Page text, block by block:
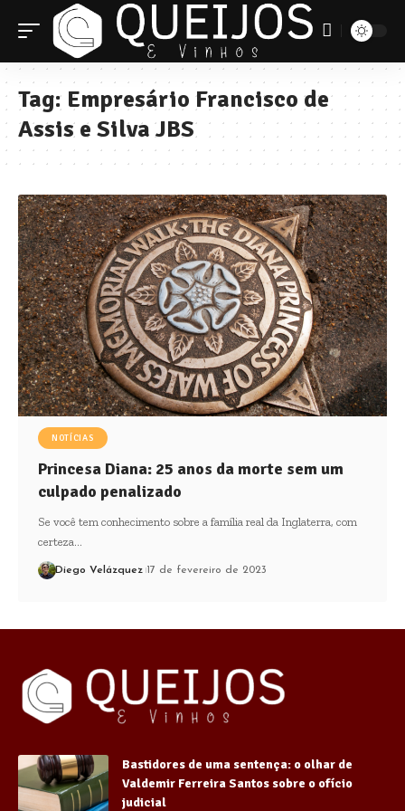
Tag: Empresário Francisco de
Assis e Silva JBS
NOTÍCIAS
Princesa Diana: 25 anos da morte sem um
culpado penalizado
Se você tem conhecimento sobre a família real da Inglaterra, com
certeza…
Diego Velázquez 17 de fevereiro de 2023
Bastidores de uma sentença: o olhar de
Valdemir Ferreira Santos sobre o ofício
judicial